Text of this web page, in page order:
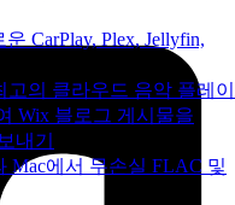
CarPlay, Plex, Jellyfin,
고의 클라우드 음악 플레
Wix 블로그 게시물을
내기
Mac에서 무손실 FLAC 및